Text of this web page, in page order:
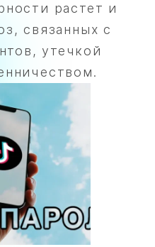
растет и
связанных с
утечкой